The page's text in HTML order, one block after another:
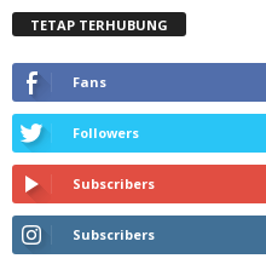
TETAP TERHUBUNG
Fans
Followers
Subscribers
Subscribers